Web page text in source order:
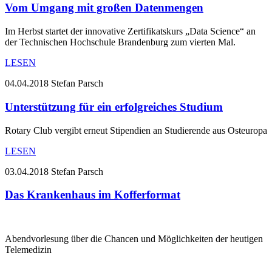
Vom Umgang mit großen Datenmengen
Im Herbst startet der innovative Zertifikatskurs „Data Science“ an
der Technischen Hochschule Brandenburg zum vierten Mal.
LESEN
04.04.2018 Stefan Parsch
Unterstützung für ein erfolgreiches Studium
Rotary Club vergibt erneut Stipendien an Studierende aus Osteuropa
LESEN
03.04.2018 Stefan Parsch
Das Krankenhaus im Kofferformat
Abendvorlesung über die Chancen und Möglichkeiten der heutigen
Telemedizin